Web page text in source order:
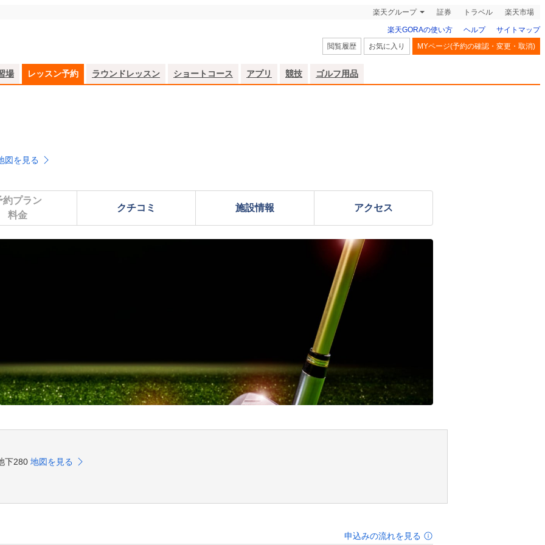
楽天グループ 証券 トラベル 楽天市場
楽天GORAの使い方 ヘルプ
サイトマップ
閲覧履歴
お気に入り MYページ(予約の確認・変更・取消)
場 レッスン予約 ラウンドレッスン ショートコース アプリ 競技 ゴルフ用品
図を見る
約プラン
料金
クチコミ 施設情報 アクセス
下280 地図を見る
申込みの流れを見る